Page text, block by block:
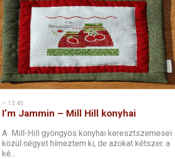
– 13:40
I’m Jammin – Mill Hill konyhai
A Mill-Hill gyöngyös konyhai keresztszemesei
közül négyet hímeztem ki, de azokat kétszer. a
ké...